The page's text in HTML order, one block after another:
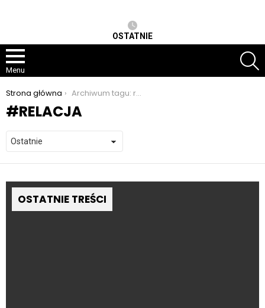
OSTATNIE
Menu
Jesteś tutaj:
Strona główna Archiwum tagu: relacja
RELACJA
OSTATNIE TREŚCI